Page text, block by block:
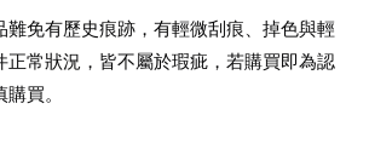
難免有歷史痕跡，有輕微刮痕、掉色與輕
正常狀況，皆不屬於瑕疵，若購買即為認
買。